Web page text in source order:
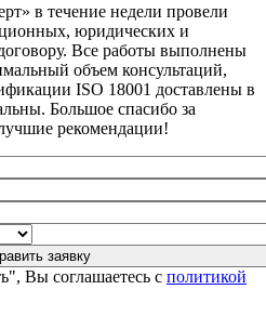
в течение недели провели
юридических и
Все работы выполнены
объем консультаций,
ISO 18001 доставлены в
Большое спасибо за
рекомендации!
Вы соглашаетесь с политикой